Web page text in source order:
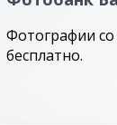
Фотографии со
бесплатно.